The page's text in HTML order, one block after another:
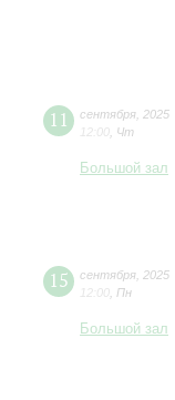
11 сентября 2025
12:00 Чт
Большой зал
15 сентября 2025
12:00 Пн
Большой зал